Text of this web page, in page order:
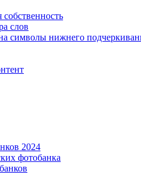
собственность
слов
символы нижнего
2024
фотобанка